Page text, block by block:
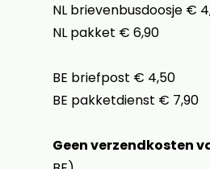
NL brievenbusdoosje €
NL pakket € 6,90
BE briefpost € 4,50
BE pakketdienst € 7,90
Geen verzendkosten